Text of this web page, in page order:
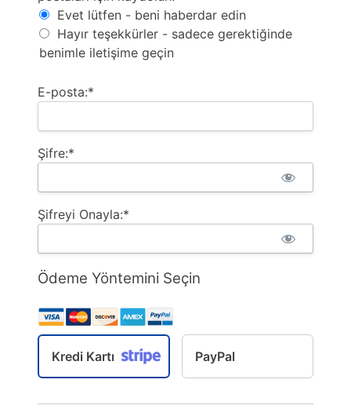
Evet lütfen - beni haberdar edin
Hayır teşekkürler - sadece gerektiğinde
benimle iletişime geçin
E-posta:*
Şifre:*
Şifreyi Onayla:*
Ödeme Yöntemini Seçin
Kredi Kartı PayPal